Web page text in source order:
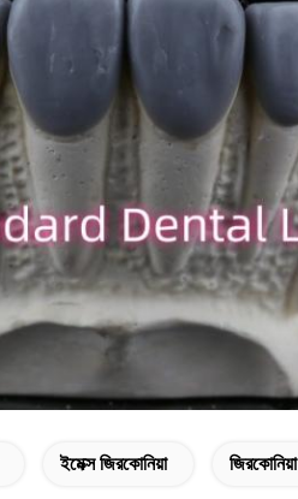
ইমেক্স জিরকোনিয়া জিরকোনিয়া